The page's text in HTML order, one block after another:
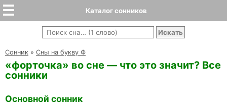
Каталог сонников
Cонник » Сны на букву Ф
«форточка» во сне — что это значит? Все
сонники
Основной сонник